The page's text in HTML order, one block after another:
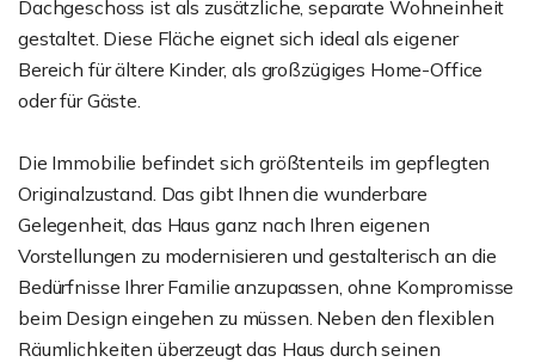
Dachgeschoss ist als zusätzliche, separate Wohneinheit
gestaltet. Diese Fläche eignet sich ideal als eigener
Bereich für ältere Kinder, als großzügiges Home-Office
oder für Gäste.
Die Immobilie befindet sich größtenteils im gepflegten
Originalzustand. Das gibt Ihnen die wunderbare
Gelegenheit, das Haus ganz nach Ihren eigenen
Vorstellungen zu modernisieren und gestalterisch an die
Bedürfnisse Ihrer Familie anzupassen, ohne Kompromisse
beim Design eingehen zu müssen. Neben den flexiblen
Räumlichkeiten überzeugt das Haus durch seinen